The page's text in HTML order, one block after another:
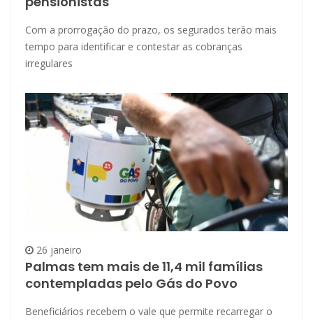
Com a prorrogação do prazo, os segurados terão mais
tempo para identificar e contestar as cobranças
irregulares
26 janeiro
Palmas tem mais de 11,4 mil famílias
contempladas pelo Gás do Povo
Beneficiários recebem o vale que permite recarregar o